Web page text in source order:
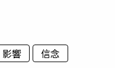
影響 信念